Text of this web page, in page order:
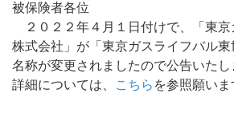
被保険者各位
２０２２年４月１日付けで、「東京
株式会社」が「東京ガスライフバル
名称が変更されましたので公告いたし
詳細については、
こちら を参照願いま